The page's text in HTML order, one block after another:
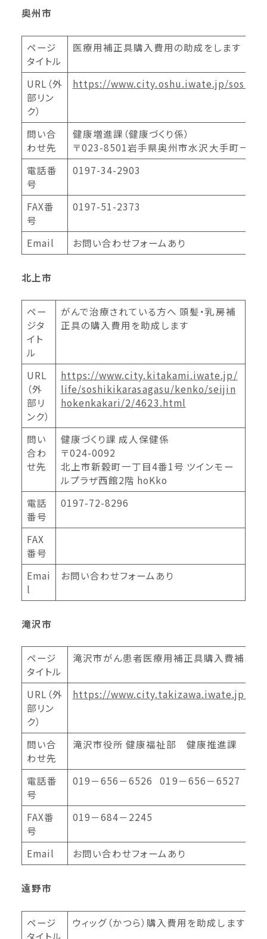
奥州市
ページ
タイトル
医療用補正具購入費用の助成をします
URL（外
部リン
ク）
https://www.city.oshu.iwate.jp/
問い合
わせ先
健康増進課（健康づくり係）
〒023-8501岩手県奥州市水沢大手町一丁
電話番
号
0197-34-2903
FAX番
号
0197-51-2373
Email お問い合わせフォームあり
北上市
ペー
ジタ
イト
ル
がんで治療されている方へ 頭髪・乳房補
正具の購入費用を助成します
URL
（外
部リ
ンク）
https://www.city.kitakami.iwate.jp/
life/soshikikarasagasu/kenko/seijin
hokenkakari/2/4623.html
問い
合わ
せ先
健康づくり課 成人保健係
〒024-0092
北上市新穀町一丁目4番1号 ツインモー
ルプラザ西館2階 hoKko
電話
番号
0197-72-8296
FAX
番号
Emai
l
お問い合わせフォームあり
滝沢市
ページ
タイトル
滝沢市がん患者医療用補正具購入費補助
URL（外
部リン
ク）
https://www.city.takizawa.iwate.jp/
問い合
わせ先
滝沢市役所 健康福祉部 健康推進課
電話番
号
019－656－6526 019－656－6527
FAX番
号
019－684－2245
Email お問い合わせフォームあり
遠野市
ページ
タイトル
ウィッグ（かつら）購入費用を助成します